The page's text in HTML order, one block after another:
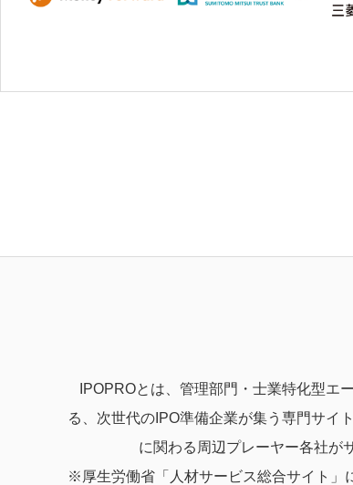
IPOPROとは、管理部門・士業特化型
る、次世代のIPO準備企業が集う専門サイ
に関わる周辺プレーヤー各社が
※厚生労働省「人材サービス総合サイト」